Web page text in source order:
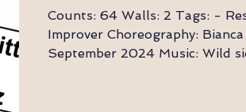
Counts: 64 Walls: 2 Tags: - Restarts: - Level:
Improver Choreography: Bianca Glaser -
September 2024 Music: Wild side - Natalie